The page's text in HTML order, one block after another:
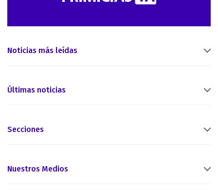
Noticias más leídas
Últimas noticias
Secciones
Nuestros Medios